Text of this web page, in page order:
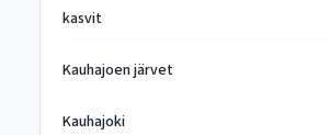
kasvit
Kauhajoen järvet
Kauhajoki